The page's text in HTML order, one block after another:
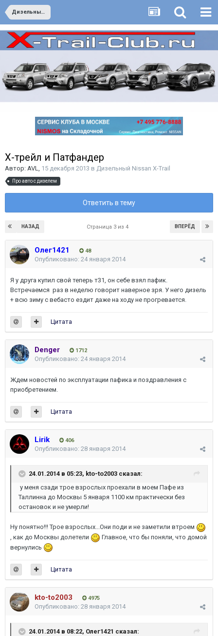
Дизельный Nissan X-Trail
Х-трейл и Патфандер
Автор: AVL 15 декабря 2013 в Дизельный Nissan X-Trail
Про авто с дизелем
Ответить в тему
НАЗАД ВПЕРЁД
Страница 3 из 4
Олег1421 48
Опубликовано: 24 января 2014
Я у друга купил свой теперь т31, он себе взял пафик.
Встречаемся раз в неделю говорит наверное зря. У него дизель
+ всю зиму с вебасто ездит даже на ходу не прогревается.
Цитата
Denger 1712
Опубликовано: 24 января 2014
Ждем новостей по эксплуатации пафика и поздравления с
приобретением.
Цитата
Lirik 406
Опубликовано: 28 января 2014
24.01.2014 в 05:23, kto-to2003 сказал:
у меня сзади трое взрослых проехали в моем Пафе из
Таллинна до Москвы 5 января 1100 км практически без
остановок и не умерли!
Ну понятно!!! Трое взрослых...Они поди и не заметили втроем
, как до Москвы долетели
Главное, что бы поняли, что домой
вернулись
Цитата
kto-to2003 4975
Опубликовано: 28 января 2014
24.01.2014 в 08:22, Олег1421 сказал: